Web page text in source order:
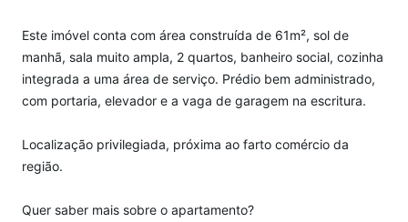
Este imóvel conta com área construída de 61m², sol de
manhã, sala muito ampla, 2 quartos, banheiro social, cozinha
integrada a uma área de serviço. Prédio bem administrado,
com portaria, elevador e a vaga de garagem na escritura.
Localização privilegiada, próxima ao farto comércio da
região.
Quer saber mais sobre o apartamento?